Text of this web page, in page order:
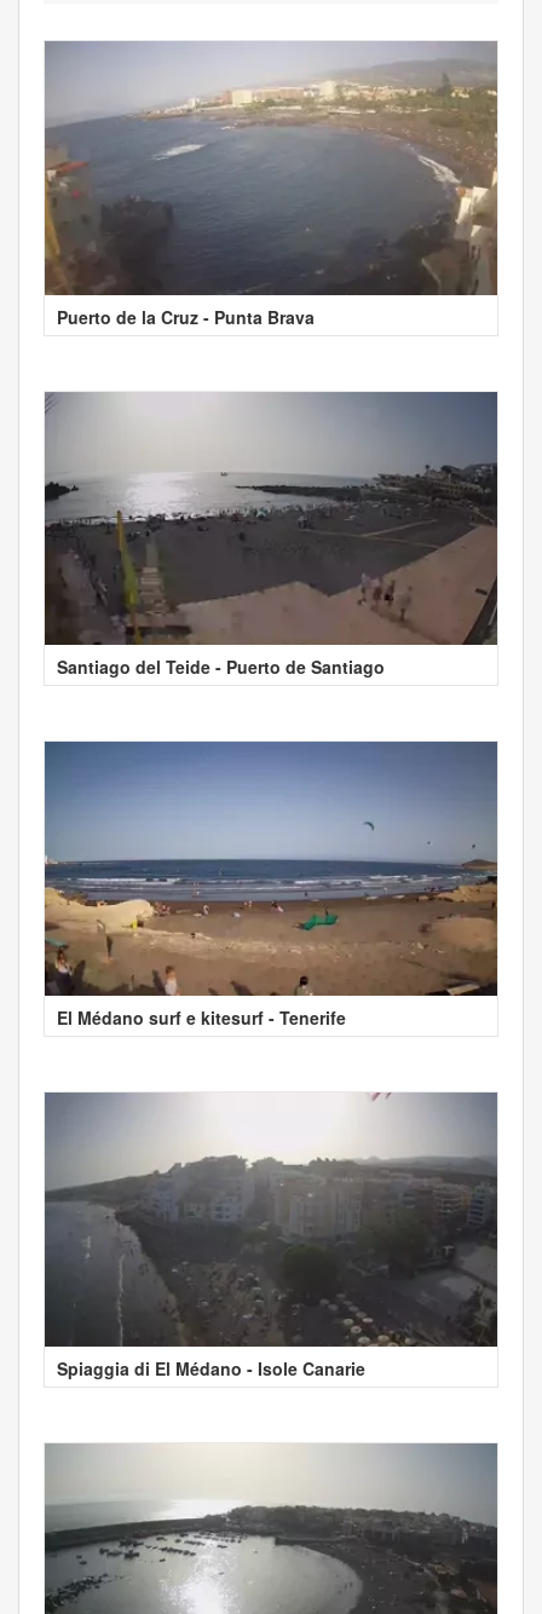
Puerto de la Cruz - Punta Brava
Santiago del Teide - Puerto de Santiago
El Médano surf e kitesurf - Tenerife
Spiaggia di El Médano - Isole Canarie